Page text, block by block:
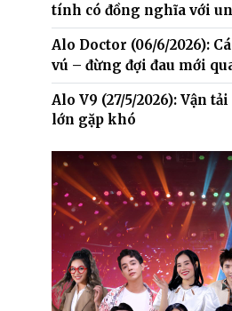
tính có đồng nghĩa với
Alo Doctor (06/6/2026):
vú – đừng đợi đau mới
Alo V9 (27/5/2026): Vận
lớn gặp khó